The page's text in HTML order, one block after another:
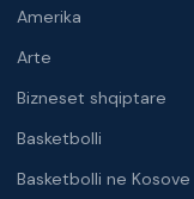
Amerika
Arte
Bizneset shqiptare
Basketbolli
Basketbolli ne Kosove